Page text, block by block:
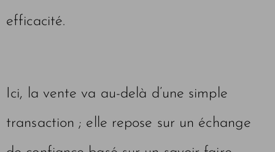
efficacité.
Ici, la vente va au-delà d’une simple
transaction ; elle repose sur un échange